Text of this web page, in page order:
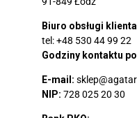
Biuro obsługi
tel:+48 530 44 99 22
Godziny kontaktu
E-mail:
NIP: 728 025 20 30